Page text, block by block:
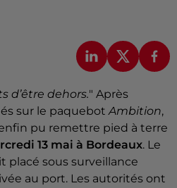
d’être dehors." Après
sur le paquebotAmbition,
pu remettre pied à terre
13 mai à Bordeaux. Le
placé sous surveillance
au port. Les autorités ont